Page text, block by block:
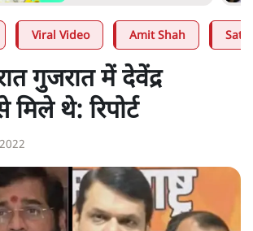
Viral Video Amit Shah
गुजरात में देवेंद्र
थे: रिपोर्ट